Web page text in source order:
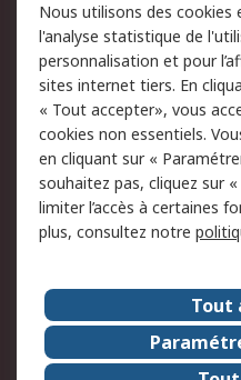
Retours
Track & trace
Legal
Politique de cookies
Politique de protection
des données - Mise à
jour
A propos de RS
Le groupe RS Group
RS dans le monde
Nous utilisons des
l'analyse statistique de
personnalisation et pour
sites internet tiers. En
« Tout accepter», vous
cookies non essentiels.
en cliquant sur «
souhaitez pas, cliquez sur
limiter l’accès à certaines
plus, consultez notre
Tout